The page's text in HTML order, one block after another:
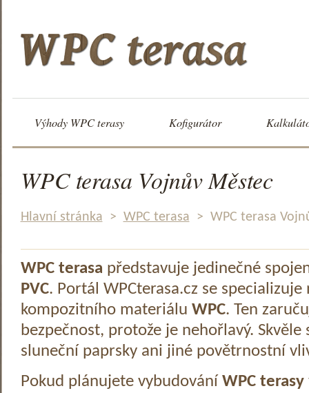
Výhody WPC terasy Kofigurátor
WPC terasa Vojnův Městec
Hlavní stránka > WPC terasa > WPC terasa
WPC terasa představuje jedinečné
PVC. Portál WPCterasa.cz se specializuje
kompozitního materiálu WPC. Ten
bezpečnost, protože je nehořlavý.
sluneční paprsky ani jiné povětrnostní
Pokud plánujete vybudování WPC terasy